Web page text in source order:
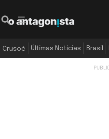
Crusoé Últimas Notícias Brasil